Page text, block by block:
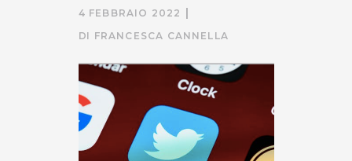
4 FEBBRAIO 2022
DI FRANCESCA CANNELLA